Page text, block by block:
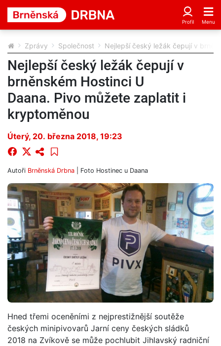
Zprávy Společnost Nejlepší český ležák čepují v
Nejlepší český ležák čepují v
brněnském Hostinci U
Daana. Pivo můžete zaplatit i
kryptoměnou
Úterý, 20. března 2018, 19:23
Autoři Brněnská Drbna | Foto Hostinec u Daana
Hned třemi oceněními z nejprestižnější soutěže
českých minipivovarů Jarní ceny českých sládků
2018 na Zvíkově se může pochlubit Jihlavský radniční